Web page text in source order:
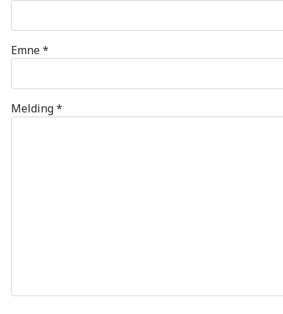
Emne*
Melding*